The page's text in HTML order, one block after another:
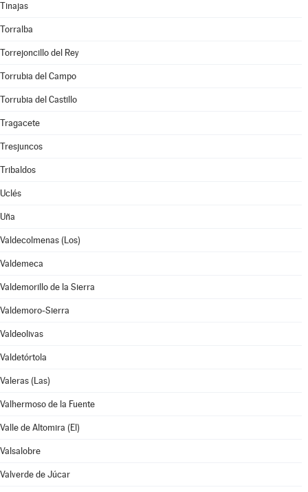
Tinajas
Torralba
Torrejoncillo del Rey
Torrubia del Campo
Torrubia del Castillo
Tragacete
Tresjuncos
Tribaldos
Uclés
Uña
Valdecolmenas (Los)
Valdemeca
Valdemorillo de la Sierra
Valdemoro-Sierra
Valdeolivas
Valdetórtola
Valeras (Las)
Valhermoso de la Fuente
Valle de Altomira (El)
Valsalobre
Valverde de Júcar